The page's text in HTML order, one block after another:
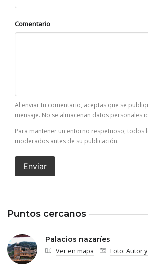
Comentario
Al enviar tu comentario, aceptas que se
mensaje. No se almacenan datos personales
Para mantener un entorno respetuoso, todos
moderados antes de su publicación.
Enviar
Puntos cercanos
Palacios nazaríes
Ver en mapa Foto: Autor